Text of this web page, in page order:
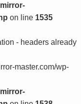
on line 1535
- headers already
master.com/wp-